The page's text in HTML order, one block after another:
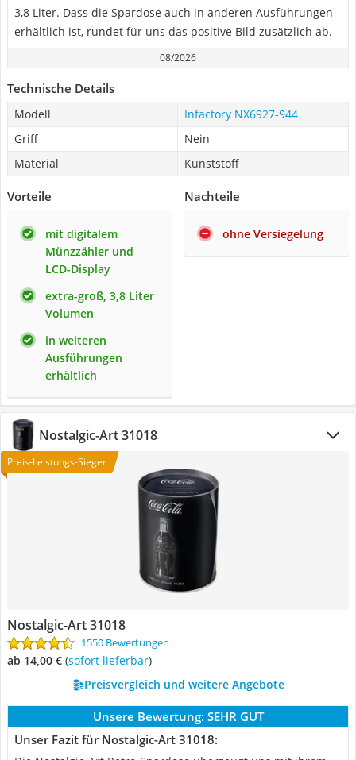
3,8 Liter. Dass die Spardose auch in anderen Ausführungen
erhältlich ist, rundet für uns das positive Bild zusätzlich ab.
08/2026
Technische Details
Modell
Infactory ‎NX6927-944
Griff
Nein
Material
Kunststoff
Vorteile
mit digitalem
Münzzähler und
LCD-Display
extra-groß, 3,8 Liter
Volumen
in weiteren
Ausführungen
erhältlich
Nachteile
ohne Versiegelung
Nostalgic-Art 31018
Preis-Leistungs-Sieger
Nostalgic-Art 31018
1550 Bewertungen
ab 14,00 € ( Sofort lieferbar)
Preisvergleich und weitere Angebote
Unsere Bewertung: SEHR GUT
Unser Fazit für Nostalgic-Art 31018: